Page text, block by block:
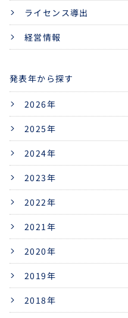
ライセンス導出
経営情報
発表年から探す
2026年
2025年
2024年
2023年
2022年
2021年
2020年
2019年
2018年